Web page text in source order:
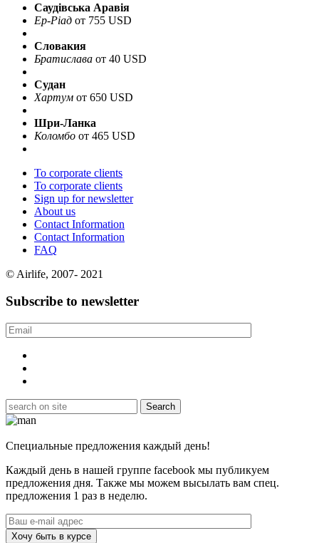
Саудівська Аравія
Ер-Ріад от 755 USD
Словакия
Братислава от 40 USD
Судан
Хартум от 650 USD
Шри-Ланка
Коломбо от 465 USD
To corporate clients
To corporate clients
Sign up for newsletter
About us
Contact Information
Contact Information
FAQ
© Airlife, 2007- 2021
Subscribe to newsletter
Специальные предложения каждый день!
Каждый день в нашей группе facebook мы публикуем
предложения дня. Также мы можем высылать вам спец.
предложения 1 раз в неделю.
Хочу быть в курсе